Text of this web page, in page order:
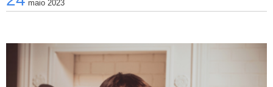
maio 2023